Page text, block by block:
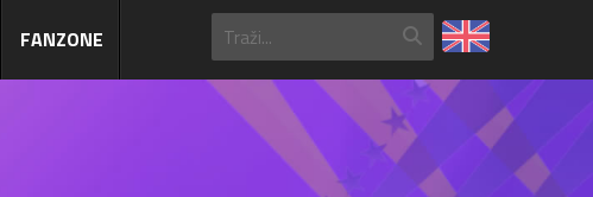
FANZONE